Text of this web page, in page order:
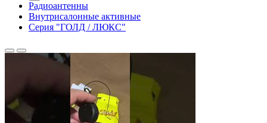
Радиоантенны
Внутрисалонные активные
Серия "ГОЛД / ЛЮКС"